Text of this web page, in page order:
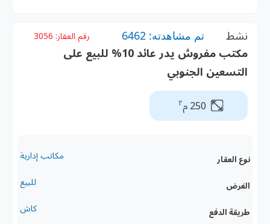
نشط تم مشاهدته: 6462 رقم العقار: 3056
مكتب مفروش يدر عائد 10% للبيع على
التسعين الجنوبي
250 م ٢
نوع العقار مكاتب إدارية
الغرض للبيع
طريقة الدفع كاش